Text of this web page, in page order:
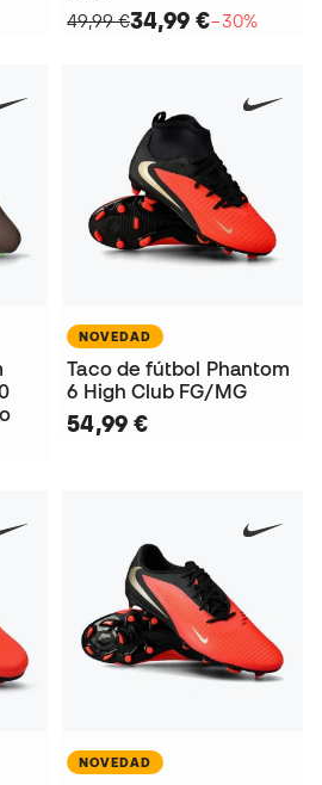
49,99 €34,99 €−30%
NOVEDAD
Taco de fútbol Phantom
6 High Club FG/MG
54,99 €
NOVEDAD